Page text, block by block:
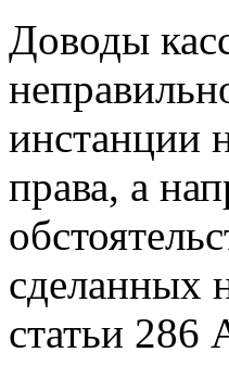
Доводы
инстанции
права, а
сделанных
статьи 286